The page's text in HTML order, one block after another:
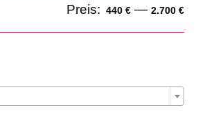
Preis: 440 € — 2.700 €